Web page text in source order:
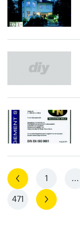
Vorherige 1 ...
471 Nächste